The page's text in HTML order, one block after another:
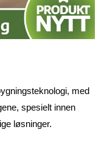
med
spesielt innen
løsninger.